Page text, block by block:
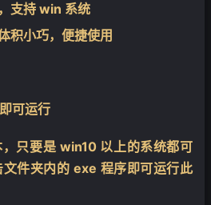
支持 win 系统
积小巧，便捷使用
可运行
只要是 win10 以上的系统都可
件夹内的 exe 程序即可运行此